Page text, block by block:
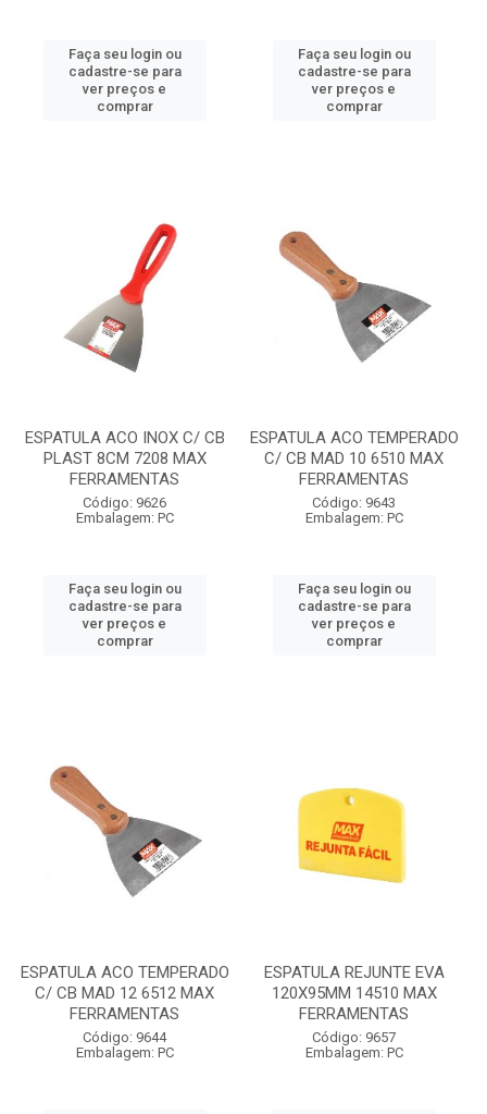
Faça seu login ou
cadastre-se para
ver preços e
comprar
Faça seu login ou
cadastre-se para
ver preços e
comprar
ESPATULA ACO INOX C/ CB
PLAST 8CM 7208 MAX
FERRAMENTAS
Código: 9626
Embalagem: PC
Faça seu login ou
cadastre-se para
ver preços e
comprar
ESPATULA ACO TEMPERADO
C/ CB MAD 10 6510 MAX
FERRAMENTAS
Código: 9643
Embalagem: PC
Faça seu login ou
cadastre-se para
ver preços e
comprar
ESPATULA ACO TEMPERADO
C/ CB MAD 12 6512 MAX
FERRAMENTAS
Código: 9644
Embalagem: PC
ESPATULA REJUNTE EVA
120X95MM 14510 MAX
FERRAMENTAS
Código: 9657
Embalagem: PC